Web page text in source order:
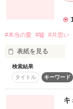
高橋芽依(たかはし
一途で気の強い女の
×
小学校から高校の
ほとんど話したこ
#本当の愛 #嘘 #片思い
表紙を見る
検索結果
タイトル
キーワード
キ